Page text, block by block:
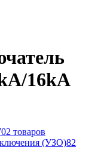
16kA
товаров
(УЗО)82